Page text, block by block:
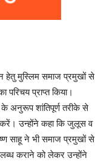
हेतु मुस्लिम समाज प्रमुखों से
प्राप्त किया।
के अनुरूप शांतिपूर्ण तरीके से
करें। उन्होंने कहा कि जुलूस व
साहू ने भी समाज प्रमुखों से
कराने को लेकर उन्होंने